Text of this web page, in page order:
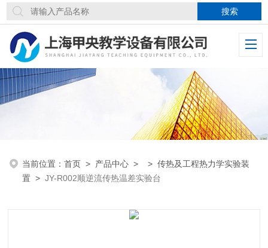
当前位置：首页 > 产品中心 > >传热及工程热力学实验装
置 >JY-R002顺逆流传热温差实验台